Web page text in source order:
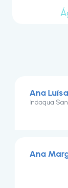
Ana
Indaqua
Ana